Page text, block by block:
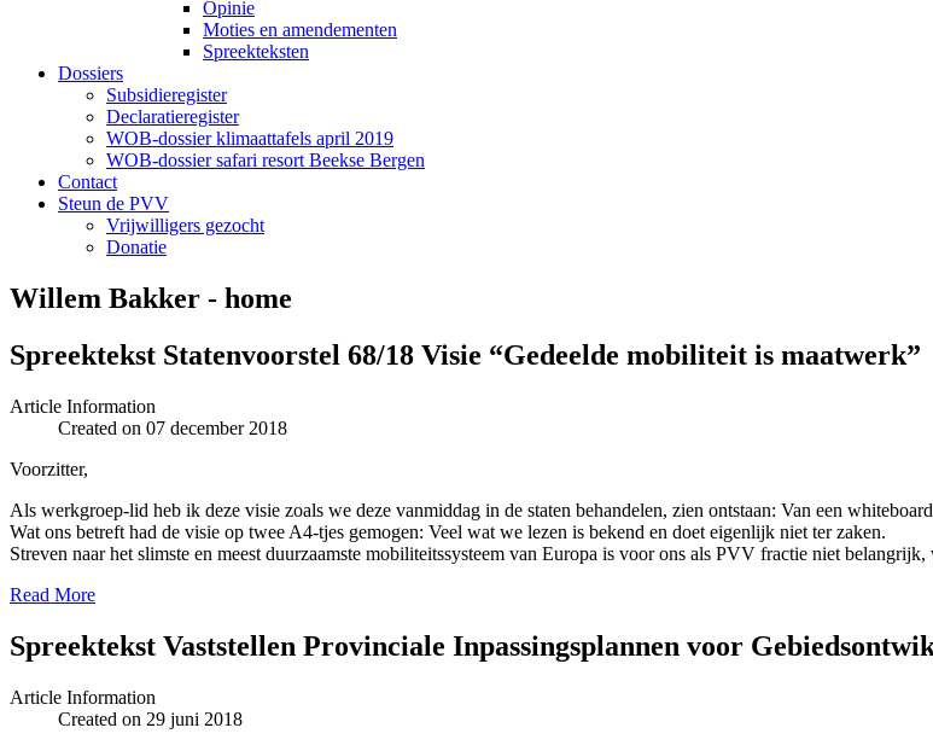
Opinie
Moties en amendementen
Spreekteksten
Dossiers
Subsidieregister
Declaratieregister
WOB-dossier klimaattafels april 2019
WOB-dossier safari resort Beekse Bergen
Contact
Steun de PVV
Vrijwilligers gezocht
Donatie
Willem Bakker - home
Spreektekst Statenvoorstel 68/18 Visie “Gedeelde mobiliteit is maatwerk”
Article Information
Created on 07 december 2018
Voorzitter,
Als werkgroep-lid heb ik deze visie zoals we deze vanmiddag in de staten behandelen, zien ontstaan: Van een
Wat ons betreft had de visie op twee A4-tjes gemogen: Veel wat we lezen is bekend en doet eigenlijk niet ter zaken.
Streven naar het slimste en meest duurzaamste mobiliteitssysteem van Europa is voor ons als PVV fractie niet
Read More
Spreektekst Vaststellen Provinciale Inpassingsplannen voor
Article Information
Created on 29 juni 2018